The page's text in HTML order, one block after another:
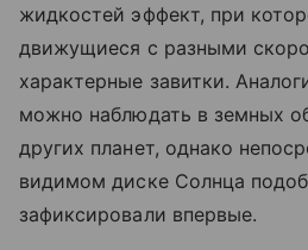
жидкостей эффект, при
движущиеся с разными
характерные завитки.
можно наблюдать в земных
других планет, однако
видимом диске Солнца
зафиксировали впервые.